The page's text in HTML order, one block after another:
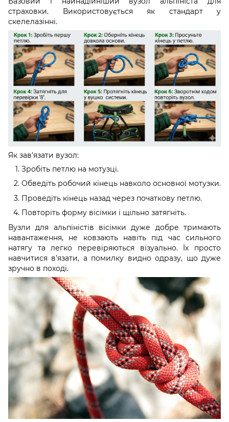
страховки. Використовується як стандарт у
скелелазінні.
Як зав'язати вузол:
Зробіть петлю на мотузці.
Обведіть робочий кінець навколо основної мотузки.
Проведіть кінець назад через початкову петлю.
Повторіть форму вісімки і щільно затягніть.
Вузли для альпіністів вісімки дуже добре тримають
навантаження, не ковзають навіть під час сильного
натягу та легко перевіряються візуально. Їх просто
навчитися в’язати, а помилку видно одразу, що дуже
зручно в поході.